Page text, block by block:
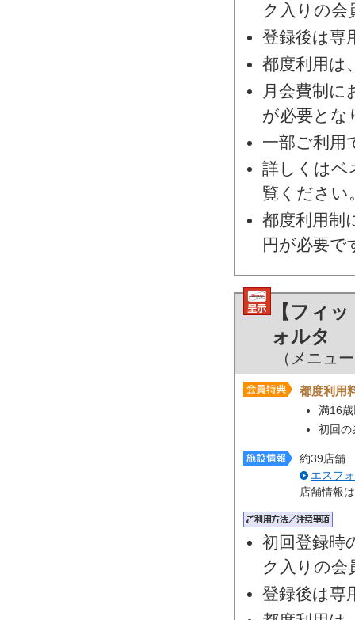
ク入りの会
登録後は専
都度利用は
月会費制に
が必要とな
一部ご利用
詳しくはベ
覧ください
都度利用制
円が必要で
【フィ
ォルタ
（メニュ
都度利用
満16
初回の
約39店舗
エスフ
店舗情報
初回登録時
ク入りの会
登録後は専